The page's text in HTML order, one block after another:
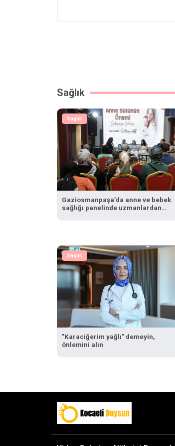
Sağlık
Sağlık
Gaziosmanpaşa’da anne ve bebek
sağlığı panelinde uzmanlardan
Sağlık
"Karaciğerim yağlı" demeyin,
önlemini alın